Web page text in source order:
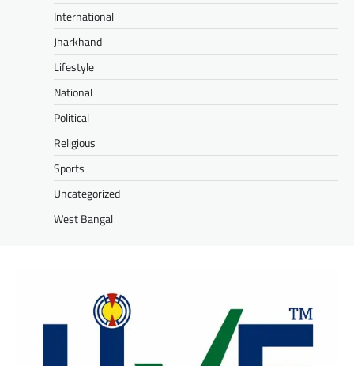
International
Jharkhand
Lifestyle
National
Political
Religious
Sports
Uncategorized
West Bangal